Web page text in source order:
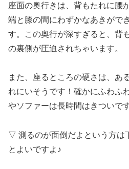
座面の奥行きは、背もたれに腰
端と膝の間にわずかなあきがで
す。この奥行が深すぎると、背
の裏側が圧迫されちゃいます。
また、座るところの硬さは、あ
れにいそうです！確かにふわふ
やソファーは長時間はきついで
▽ 測るのが面倒だよという方は
とよいですよ♪